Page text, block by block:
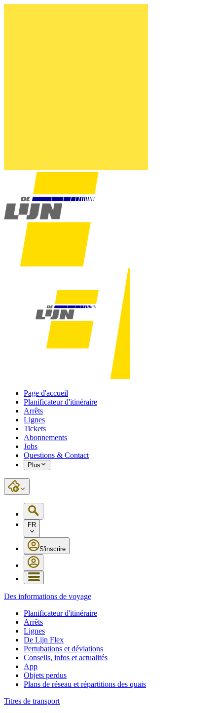
Page d'accueil
Planificateur d'itinéraire
Arrêts
Lignes
Tickets
Abonnements
Jobs
Questions & Contact
Plus
FR
S'inscrire
Des informations de voyage
Planificateur d'itinéraire
Arrêts
Lignes
De Lijn Flex
Pertubations et déviations
Conseils, infos et actualités
App
Objets perdus
Plans de réseau et répartitions des quais
Titres de transport